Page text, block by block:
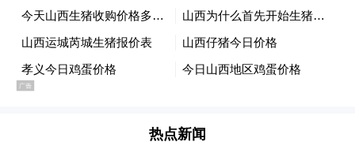
取宝贵时间。
与此同时，农机技术人员也深入田间地头，
针对农机具可能出现的问题和故障，向农机
热点新闻